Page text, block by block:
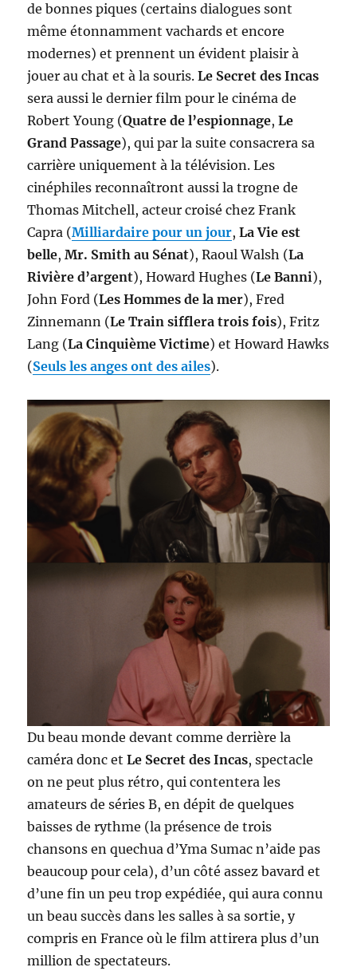
de bonnes piques (certains dialogues sont
même étonnamment vachards et encore
modernes) et prennent un évident plaisir à
jouer au chat et à la souris.Le Secret des Incas
sera aussi le dernier film pour le cinéma de
Robert Young (Quatre de l’espionnage,Le
Grand Passage), qui par la suite consacrera sa
carrière uniquement à la télévision. Les
cinéphiles reconnaîtront aussi la trogne de
Thomas Mitchell, acteur croisé chez Frank
Capra (Milliardaire pour un jour,La Vie est
belle,Mr. Smith au Sénat), Raoul Walsh (La
Rivière d’argent), Howard Hughes (Le Banni),
John Ford (Les Hommes de la mer), Fred
Zinnemann (Le Train sifflera trois fois), Fritz
Lang (La Cinquième Victime) et Howard Hawks
(Seuls les anges ont des ailes).
Du beau monde devant comme derrière la
caméra donc etLe Secret des Incas, spectacle
on ne peut plus rétro, qui contentera les
amateurs de séries B, en dépit de quelques
baisses de rythme (la présence de trois
chansons en quechua d’Yma Sumac n’aide pas
beaucoup pour cela), d’un côté assez bavard et
d’une fin un peu trop expédiée, qui aura connu
un beau succès dans les salles à sa sortie, y
compris en France où le film attirera plus d’un
million de spectateurs.